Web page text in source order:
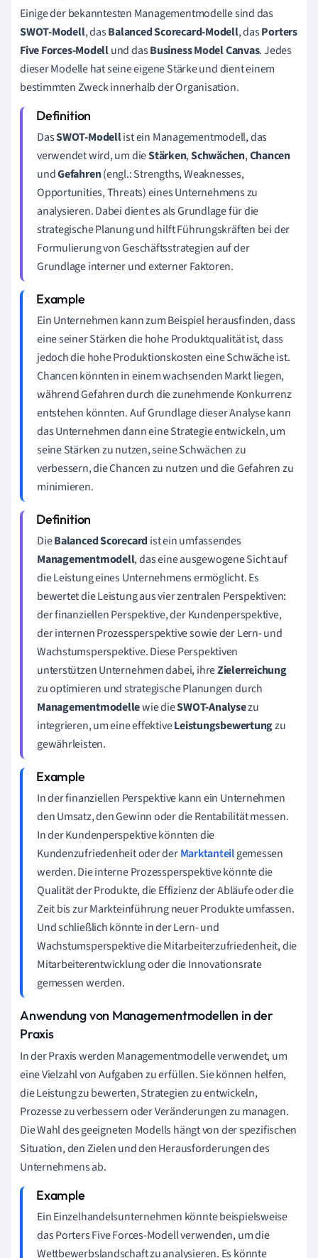
Einige der bekanntesten Managementmodelle sind das
SWOT-Modell, dasBalanced Scorecard-Modell, dasPorters
Five Forces-Modellund dasBusiness Model Canvas. Jedes
dieser Modelle hat seine eigene Stärke und dient einem
bestimmten Zweck innerhalb der Organisation.
DasSWOT-Modellist ein Managementmodell, das
verwendet wird, um dieStärken,Schwächen,Chancen
undGefahren(engl.: Strengths, Weaknesses,
Opportunities, Threats) eines Unternehmens zu
analysieren. Dabei dient es als Grundlage für die
strategische Planung und hilft Führungskräften bei der
Formulierung von Geschäftsstrategien auf der
Grundlage interner und externer Faktoren.
Ein Unternehmen kann zum Beispiel herausfinden, dass
eine seiner Stärken die hohe Produktqualität ist, dass
jedoch die hohe Produktionskosten eine Schwäche ist.
Chancen könnten in einem wachsenden Markt liegen,
während Gefahren durch die zunehmende Konkurrenz
entstehen könnten. Auf Grundlage dieser Analyse kann
das Unternehmen dann eine Strategie entwickeln, um
seine Stärken zu nutzen, seine Schwächen zu
verbessern, die Chancen zu nutzen und die Gefahren zu
minimieren.
DieBalanced Scorecardist ein umfassendes
Managementmodell, das eine ausgewogene Sicht auf
die Leistung eines Unternehmens ermöglicht. Es
bewertet die Leistung aus vier zentralen Perspektiven:
der finanziellen Perspektive, der Kundenperspektive,
der internen Prozessperspektive sowie der Lern- und
Wachstumsperspektive. Diese Perspektiven
unterstützen Unternehmen dabei, ihreZielerreichung
zu optimieren und strategische Planungen durch
Managementmodellewie dieSWOT-Analysezu
integrieren, um eine effektiveLeistungsbewertungzu
gewährleisten.
In der finanziellen Perspektive kann ein Unternehmen
den Umsatz, den Gewinn oder die Rentabilität messen.
In der Kundenperspektive könnten die
Kundenzufriedenheit oder derMarktanteilgemessen
werden. Die interne Prozessperspektive könnte die
Qualität der Produkte, die Effizienz der Abläufe oder die
Zeit bis zur Markteinführung neuer Produkte umfassen.
Und schließlich könnte in der Lern- und
Wachstumsperspektive die Mitarbeiterzufriedenheit, die
Mitarbeiterentwicklung oder die Innovationsrate
gemessen werden.
Anwendung von Managementmodellen in der
Praxis
In der Praxis werden Managementmodelle verwendet, um
eine Vielzahl von Aufgaben zu erfüllen. Sie können helfen,
die Leistung zu bewerten, Strategien zu entwickeln,
Prozesse zu verbessern oder Veränderungen zu managen.
Die Wahl des geeigneten Modells hängt von der spezifischen
Situation, den Zielen und den Herausforderungen des
Unternehmens ab.
Ein Einzelhandelsunternehmen könnte beispielsweise
das Porters Five Forces-Modell verwenden, um die
Wettbewerbslandschaft zu analysieren. Es könnte